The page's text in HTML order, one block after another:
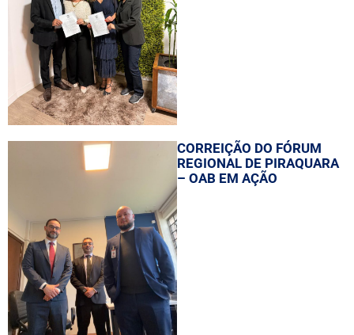
CORREIÇÃO DO FÓRUM
REGIONAL DE PIRAQUARA
– OAB EM AÇÃO